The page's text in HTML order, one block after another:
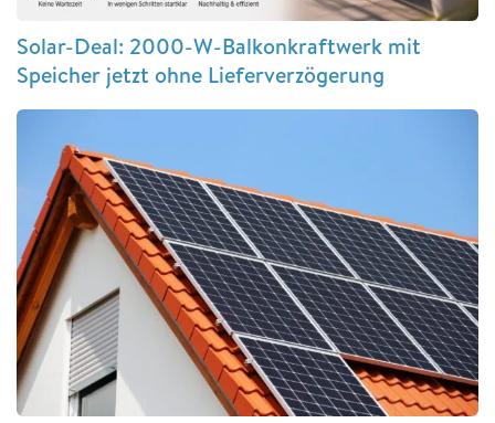
Solar-Deal: 2000-W-Balkonkraftwerk mit
Speicher jetzt ohne Lieferverzögerung